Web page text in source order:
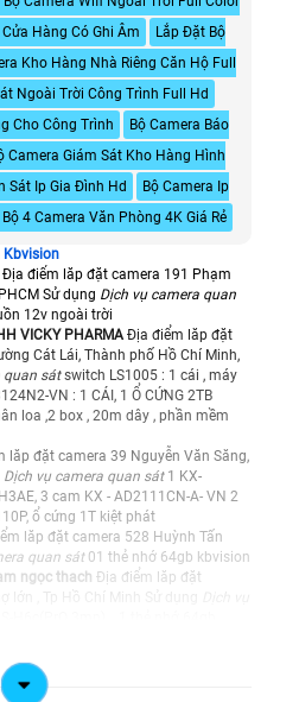
Hàng Có Ghi Âm
Lắp Đặt Bộ
Kho Hàng Nhà Riêng Căn Hộ Full
Ngoài Trời Công Trình Full Hd
Cho Công Trình
Bộ Camera Báo
Camera Giám Sát Kho Hàng Hình
Sát Ip Gia Đình Hd
Bộ Camera Ip
Bộ 4 Camera Văn Phòng 4K Giá Rẻ
Kbvision
Địa điểm lăp đặt camera 191 Phạm
Sử dụng Dịch vụ camera quan
12v ngoài trời
VICKY PHARMA Địa điểm lăp đặt
Cát Lái, Thành phố Hồ Chí Minh,
quan sátswitch LS1005 : 1 cái , máy
VN : 1 CÁI, 1 Ổ CỨNG 2TB
loa ,2 box , 20m dây , phần mềm
lăp đặt camera 39 Nguyễn Văn Săng,
Dịch vụ camera quan sát 1 KX-
3 cam KX - AD2111CN-A- VN 2
ổ cứng 1T kiệt phát
lăp đặt camera 528 Huỳnh Tấn
quan sát 01 thẻ nhớ 64gb kbvision
ngọc thach Địa điểm lăp đặt
lăp đặt camera 861/165/68 Trần
camera quan sát